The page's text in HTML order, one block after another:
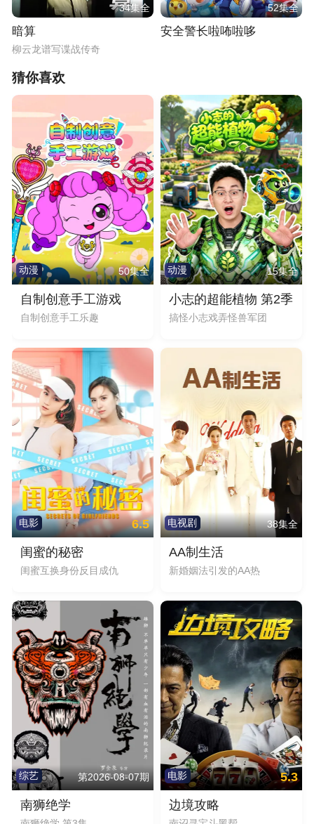
34集全
暗算
柳云龙谱写谍战传奇
52集全
安全警长啦咘啦哆
猜你喜欢
动漫 50集全
自制创意手工游戏
自制创意手工乐趣
电影 6.5
闺蜜的秘密
闺蜜互换身份反目成仇
综艺 第2026-08-07期
南狮绝学
动漫 15集全
小志的超能植物 第2季
搞怪小志戏弄怪兽军团
电视剧 38集全
AA制生活
新婚姻法引发的AA热
电影 5.3
边境攻略